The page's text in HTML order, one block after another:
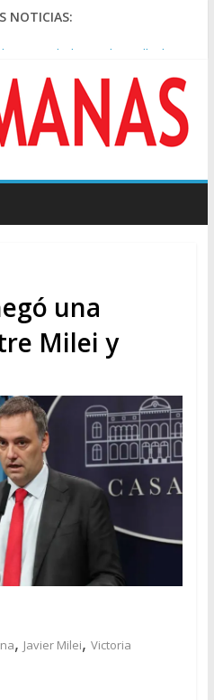
NOTICIAS:
propiedad privada, Bullrich
calificó de “ficción judicial” el
chocaron un tren y un
marcha a Plaza de Mayo de
Rud, histórico representante
una
Milei y
, Javier Milei, Victoria